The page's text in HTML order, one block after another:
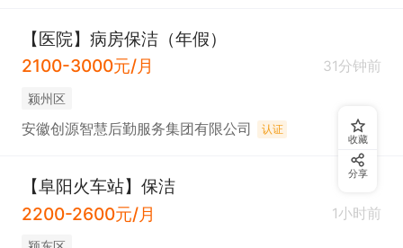
【医院】病房保洁（年假）
2100-3000元/月
31分钟前
颍州区
安徽创源智慧后勤服务集团有限公司 认证
【阜阳火车站】保洁
2200-2600元/月
1小时前
收藏
分享